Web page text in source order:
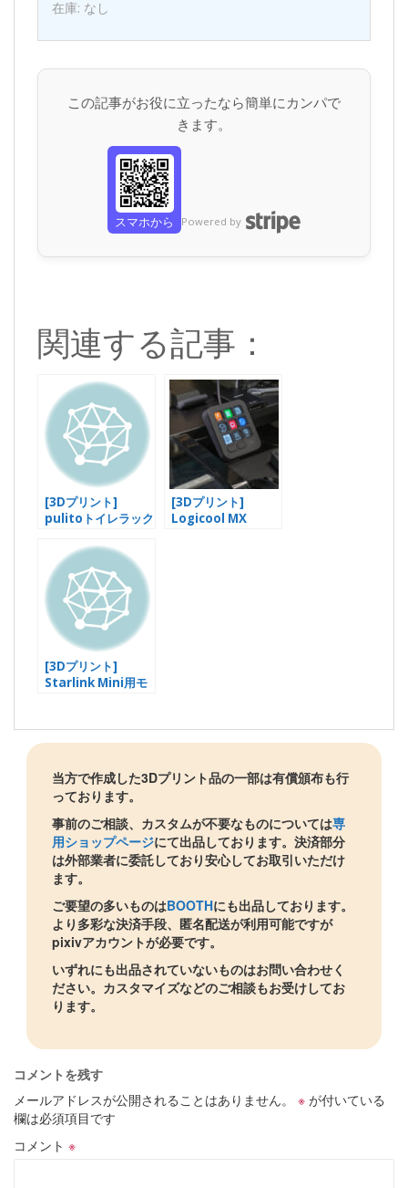
在庫: なし
この記事がお役に立ったなら簡単にカンパで
きます。
スマホから Powered by
関連する記事：
[3Dプリント]
pulitoトイレラック
しを作る
[3Dプリント]
Logicool MX
[3Dプリント]
Starlink Mini用モ
プグレード！
当方で作成した3Dプリント品の一部は有償頒布も行
っております。
事前のご相談、カスタムが不要なものについては専
用ショップページにて出品しております。決済部分
は外部業者に委託しており安心してお取引いただけ
ます。
ご要望の多いものはBOOTHにも出品しております。
より多彩な決済手段、匿名配送が利用可能ですが
pixivアカウントが必要です。
いずれにも出品されていないものはお問い合わせく
ださい。カスタマイズなどのご相談もお受けしてお
ります。
コメントを残す
メールアドレスが公開されることはありません。
※ が付いている
欄は必須項目です
コメント ※